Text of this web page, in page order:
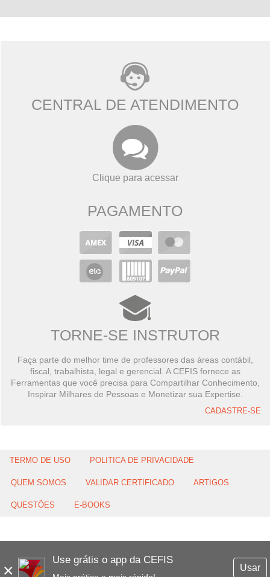
×
Use grátis o app da CEFIS
Usar
CENTRAL DE ATENDIMENTO
Clique para acessar
PAGAMENTO
TORNE-SE INSTRUTOR
Faça parte do melhor time de professores das áreas contábil,
fiscal, trabalhista, legal e gerencial. A CEFIS fornece as
Ferramentas que você precisa para Compartilhar Conhecimento,
Inspirar Milhares de Pessoas e Monetizar sua Expertise.
CADASTRE-SE
TERMO DE USO POLITICA DE PRIVACIDADE
QUEM SOMOS VALIDAR CERTIFICADO ARTIGOS
QUESTÕES E-BOOKS